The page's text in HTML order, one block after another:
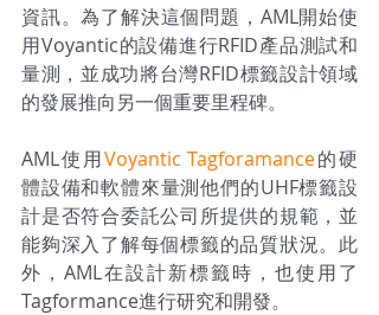
資訊。為了解決這個問題，AML開始使
用Voyantic的設備進行RFID產品測試和
量測，並成功將台灣RFID標籤設計領域
的發展推向另一個重要里程碑。
AML使用Voyantic Tagforamance的硬
體設備和軟體來量測他們的UHF標籤設
計是否符合委託公司所提供的規範，並
能夠深入了解每個標籤的品質狀況。此
外，AML在設計新標籤時，也使用了
Tagformance進行研究和開發。